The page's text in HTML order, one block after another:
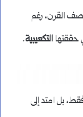
القرن، رغم
حققتها التكعيبية.
بل امتد إلى